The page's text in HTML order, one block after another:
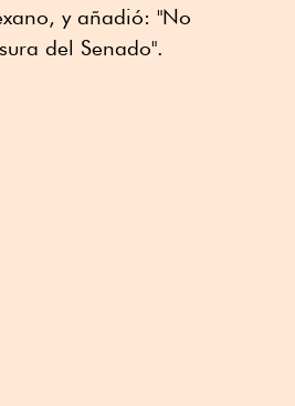
y añadió: "No
del Senado".